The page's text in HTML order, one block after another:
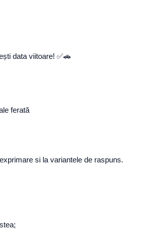
data viitoare! ✅🚗
ferată
si la variantele de raspuns.